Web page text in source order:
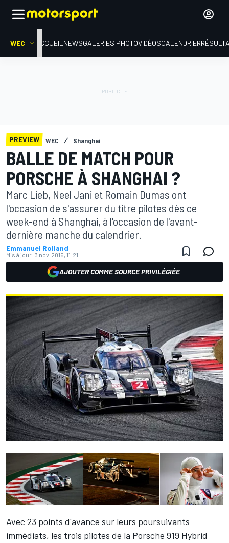
WEC ACCUEIL NEWSGALERIES PHOTOVIDÉOSCALENDRIER
PREVIEW WEC Shanghai
BALLE DE MATCH POUR
PORSCHE À SHANGHAI ?
Marc Lieb, Neel Jani et Romain Dumas ont
l'occasion de s'assurer du titre pilotes dès ce
week-end à Shanghai, à l'occasion de l'avant-
dernière manche du calendrier.
Emmanuel Rolland
Mis à jour: 3 nov. 2016, 11:21
AJOUTER COMME SOURCE PRIVILÉGIÉE
Avec 23 points d'avance sur leurs poursuivants
immédiats, les trois pilotes de la Porsche 919 Hybrid